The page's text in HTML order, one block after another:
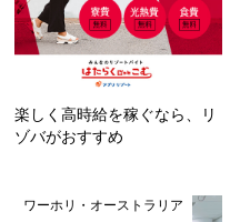
楽しく高時給を稼ぐなら、リ
ゾバがおすすめ
ワーホリ・オーストラリア